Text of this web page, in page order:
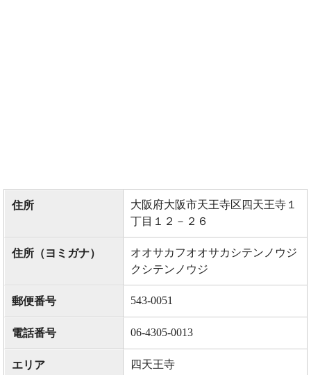
住所
大阪府大阪市天王寺区四天王寺１
丁目１２－２６
住所（ヨミガナ）
オオサカフオオサカシテンノウジ
クシテンノウジ
郵便番号 543-0051
電話番号 06-4305-0013
エリア 四天王寺